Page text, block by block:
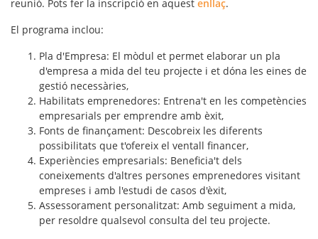
reunió. Pots fer la inscripció en aquest enllaç.
El programa inclou:
Pla d'Empresa: El mòdul et permet elaborar un pla
d'empresa a mida del teu projecte i et dóna les eines de
gestió necessàries,
Habilitats emprenedores: Entrena't en les competències
empresarials per emprendre amb èxit,
Fonts de finançament: Descobreix les diferents
possibilitats que t'ofereix el ventall financer,
Experiències empresarials: Beneficia't dels
coneixements d'altres persones emprenedores visitant
empreses i amb l'estudi de casos d'èxit,
Assessorament personalitzat: Amb seguiment a mida,
per resoldre qualsevol consulta del teu projecte.